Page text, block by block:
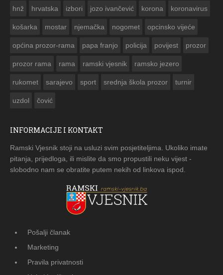
hnž hrvatska izbori jozo ivančević korona koronavirus
košarka mostar njemačka nogomet opcinsko vijeće
općina prozor-rama papa franjo policija povijest prozor
prozor rama rama ramski vjesnik ramsko jezero
rukomet sarajevo sport srednja škola prozor turnir
uzdol čović
INFORMACIJE I KONTAKT
Ramski Vjesnik stoji na usluzi svim posjetiteljima. Ukoliko imate
pitanja, prijedloga, ili mislite da smo propustili neku vijest -
slobodno nam se obratite putem nekih od linkova ispod.
Pošalji članak
Marketing
Pravila privatnosti